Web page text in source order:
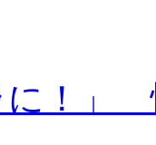
に！」